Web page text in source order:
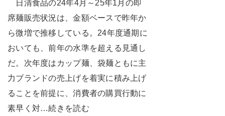
日清食品の24年4月～25年1月の即
席麺販売状況は、金額ベースで昨年か
ら微増で推移している。24年度通期に
おいても、前年の水準を超える見通し
だ。次年度はカップ麺、袋麺ともに主
力ブランドの売上げを着実に積み上げ
ることを前提に、消費者の購買行動に
素早く対…続きを読む